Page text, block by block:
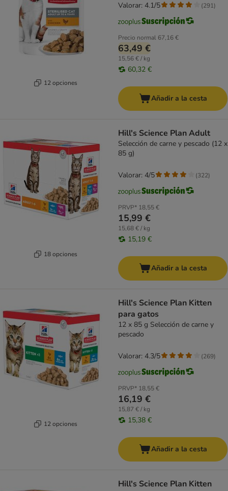
12 opciones
Precio normal 67,16 €
63,49 €
15,56 € / kg
60,32 €
Valorar: 4.1/5 (291)
Añadir a la cesta
18 opciones
Hill's Science Plan Adult
Selección de carne y pescado (12 x
85 g)
PRVP* 18,55 €
15,99 €
15,68 € / kg
15,19 €
Valorar: 4/5 (322)
Añadir a la cesta
12 opciones
Hill's Science Plan Kitten
para gatos
12 x 85 g Selección de carne y
pescado
PRVP* 18,55 €
16,19 €
15,87 € / kg
15,38 €
Valorar: 4.3/5 (269)
Añadir a la cesta
Hill's Science Plan Kitten